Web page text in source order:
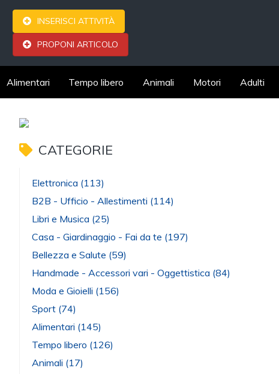
INSERISCI ATTIVITÀ
PROPONI ARTICOLO
Alimentari Tempo libero Animali Motori Adulti
CATEGORIE
Elettronica (113)
B2B - Ufficio - Allestimenti (114)
Libri e Musica (25)
Casa - Giardinaggio - Fai da te (197)
Bellezza e Salute (59)
Handmade - Accessori vari - Oggettistica (84)
Moda e Gioielli (156)
Sport (74)
Alimentari (145)
Tempo libero (126)
Animali (17)